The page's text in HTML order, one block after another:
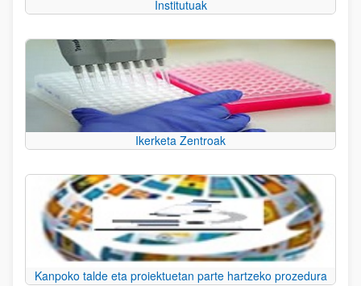
Institutuak
Ikerketa Zentroak
Kanpoko talde eta proiektuetan parte hartzeko prozedura